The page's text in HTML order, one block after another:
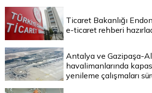
Ticaret Bakanlığı
e-ticaret rehberi
Antalya ve Gazipaşa-
havalimanlarında
yenileme çalışmaları